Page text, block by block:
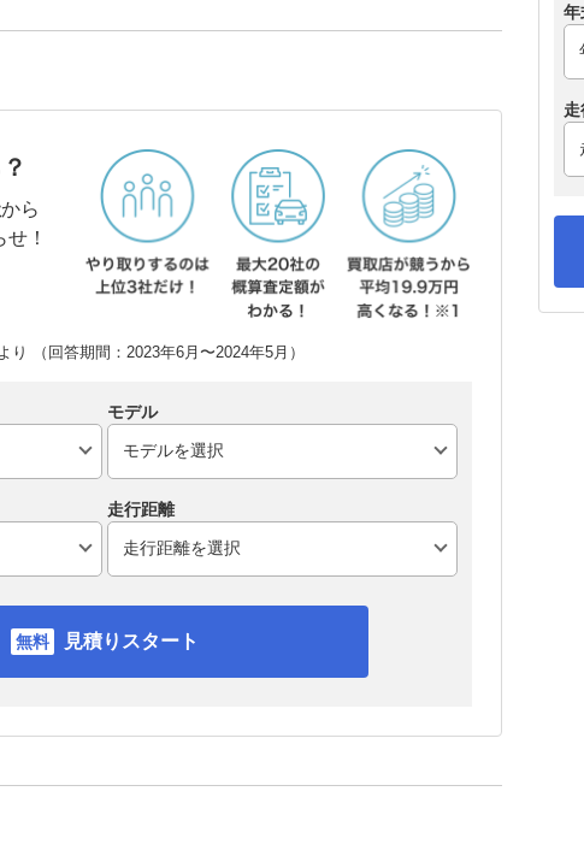
から
！
（回答期間：2023年6月〜2024年5月）
モデル
走行距離
見積りスタート
年